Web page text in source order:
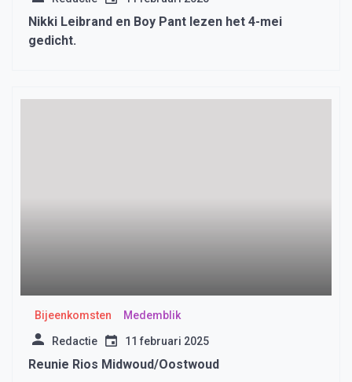
Nikki Leibrand en Boy Pant lezen het 4-mei
gedicht.
Bijeenkomsten Medemblik
Redactie 11 februari 2025
Reunie Rios Midwoud/Oostwoud